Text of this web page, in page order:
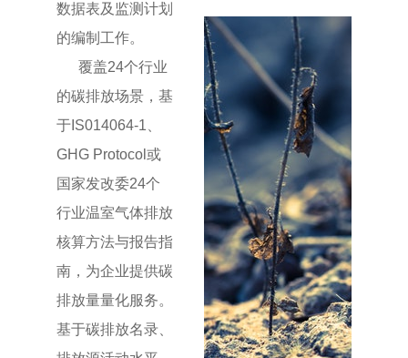
数据表及监测计划
的编制工作。
覆盖24个行业
的碳排放场景，基
于IS014064-1、
GHG Protocol或
国家发改委24个
行业温室气体排放
核算方法与报告指
南，为企业提供碳
排放量量化服务。
基于碳排放名录、